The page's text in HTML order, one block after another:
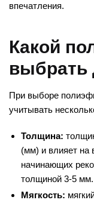
впечатления.
Какой
выбрать
При выборе
учитывать
Толщина:
(мм) и влияет на
начинающих
толщиной 3-5 мм.
Мягкость: